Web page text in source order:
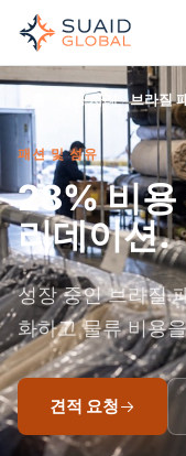
성공 사례 브라질
패션 및 섬유
28% 비용
리데이션.
성장 중인 브라질
화하고 물류 비용
견적 요청